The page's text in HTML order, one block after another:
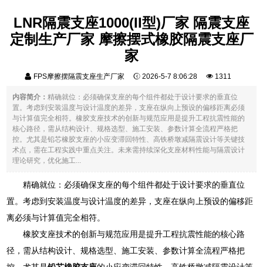
LNR隔震支座1000(II型)厂家 隔震支座
定制生产厂家 摩擦摆式橡胶隔震支座厂
家
FPS摩擦摆隔震支座生产厂家 2026-5-7 8:06:28 1311
内容简介： 精确就位：必须确保支座的每个组件都处于设计要求的垂直位
置。考虑到安装温度与设计温度的差异，支座在纵向上预设的偏移距离必须
与计算值完全相符。橡胶支座技术的创新与规范应用是提升工程抗震性能的
核心路径，需从结构设计、规格选型、施工安装、参数计算全流程严格把
控。尤其是铅芯橡胶支座的小应变滞回特性、高铁桥墩减隔震设计等关键技
术点，需在工程实践中重点关注。未来需持续深化支座材料性能与隔震设计
理论研究，优化施工...
精确就位：必须确保支座的每个组件都处于设计要求的垂直位
置。考虑到安装温度与设计温度的差异，支座在纵向上预设的偏移距
离必须与计算值完全相符。
橡胶支座技术的创新与规范应用是提升工程抗震性能的核心路
径，需从结构设计、规格选型、施工安装、参数计算全流程严格把